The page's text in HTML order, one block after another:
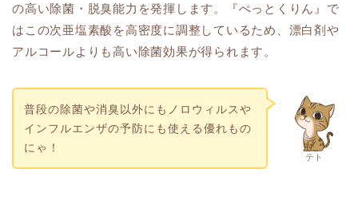
の高い除菌・脱臭能力を発揮します。『ぺっとくりん』で
はこの次亜塩素酸を高密度に調整しているため、漂白剤や
アルコールよりも高い除菌効果が得られます。
テト
普段の除菌や消臭以外にもノロウィルスや
インフルエンザの予防にも使える優れもの
にゃ！